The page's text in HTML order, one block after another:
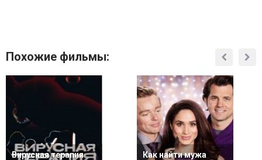
Похожие фильмы:
Вирусная терапия
Как найти мужа